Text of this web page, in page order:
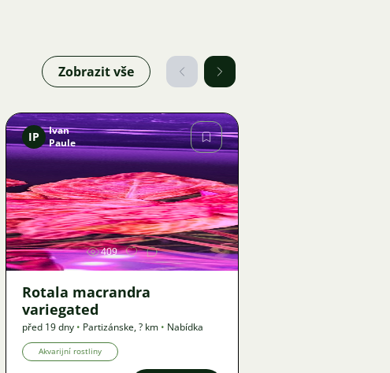
Zobrazit vše
Obrázek
IP
Ivan
Paule
409
Rotala macrandra
variegated
před 19 dny • Partizánske,? km • Nabídka
Akvarijní rostliny